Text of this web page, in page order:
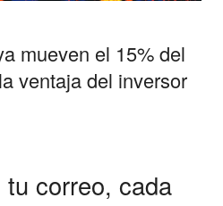
mueven el 15% del
ventaja del inversor
correo, cada